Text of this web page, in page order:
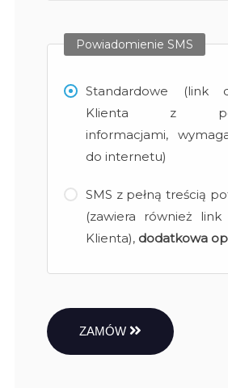
Powiadomienie SMS
Standardowe (link
Klienta z
informacjami,
do internetu)
SMS z pełną treścią
(zawiera również
Klienta), dodatkowa
ZAMÓW